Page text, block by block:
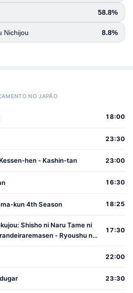
58.8%
Nichijou 8.8%
NO JAPÃO
18:00
23:30
hen - Kashin-tan 23:00
16:30
kun 4th Season 18:25
Shisho ni Naru Tame ni
- Ryoushu no
17:30
22:00
23:30